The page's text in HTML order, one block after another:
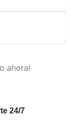
ahora!
24/7